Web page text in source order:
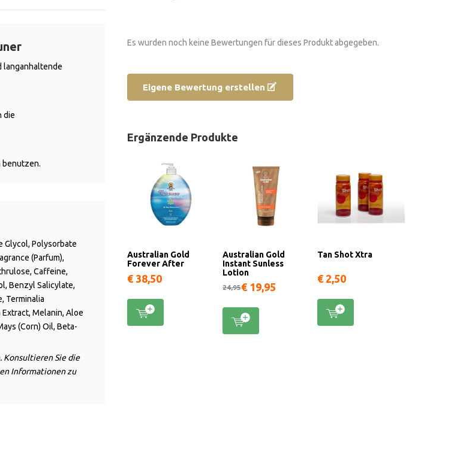
langanhaltende
die
benutzen.
Glycol, Polysorbate
(Parfum),
Caffeine,
Benzyl Salicylate,
Terminalia
Melanin, Aloe
(Corn) Oil, Beta-
Konsultieren Sie die
Informationen zu
Es wurden noch keine Bewertungen für dieses Produkt abgegeben.
Eigene Bewertung erstellen
Ergänzende Produkte
Australian Gold
Forever After
€ 38,50
Australian Gold
Instant Sunless
Lotion
24,95€ 19,95
Tan Shot Xtra
€ 2,50